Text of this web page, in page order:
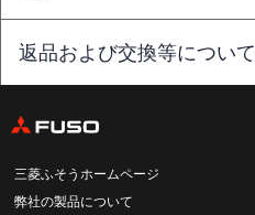
返品および交換等について
三菱ふそうホームページ
弊社の製品について